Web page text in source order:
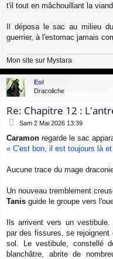
t'il tout en mâchouillant la
Il déposa le sac au milieu
guerrier, à l'estomac jamais
Mon site sur Mystara
Eol
Dracoliche
Re: Chapitre 12 :
M
s
s
Sam 2 Mai 2026 13:39
Caramon regarde le sac
« C'est bon, il est toujours là
Aucune trace du mage
Un nouveau tremblement
Tanis guide le groupe vers
Ils arrivent vers un vestibule.
par des fissures, se
sol. Le vestibule, constellé
blanchâtre, abrite de